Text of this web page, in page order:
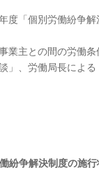
度「個別労働紛争
業主との間の労働
」、労働局長によ
争解決制度の施